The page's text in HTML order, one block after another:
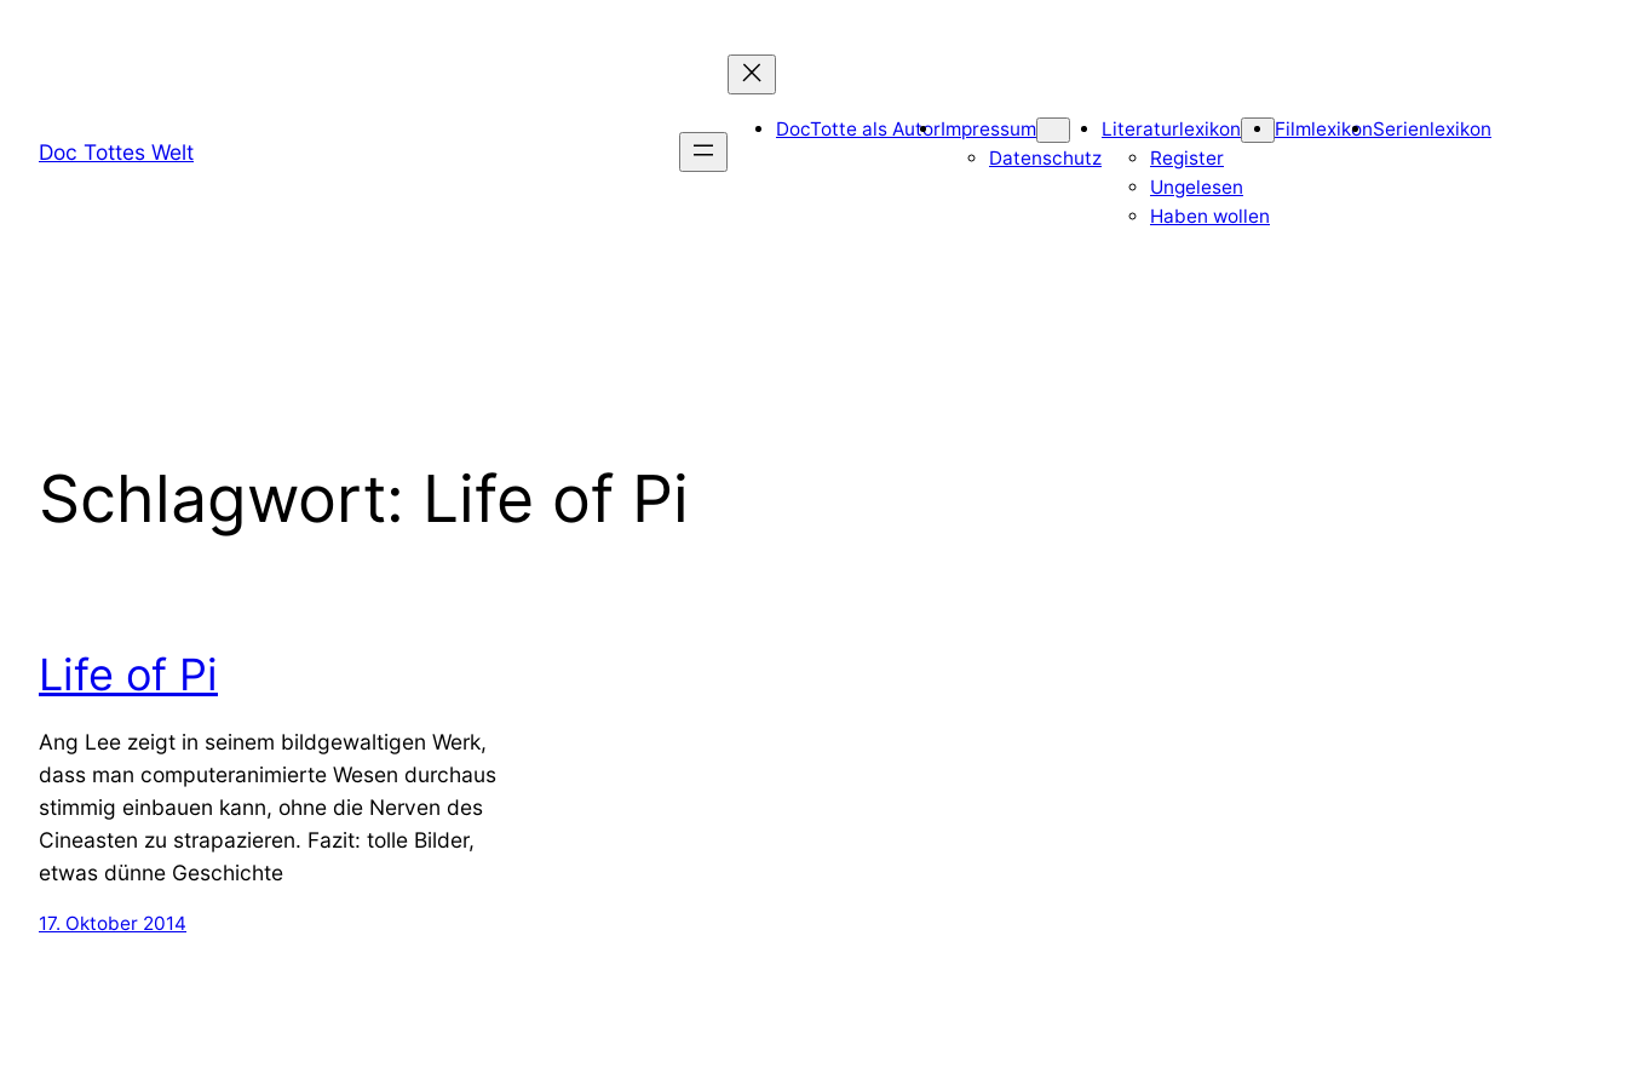
Doc Tottes Welt
DocTotte als AutorImpressum
Datenschutz
Literaturlexikon
Register
Ungelesen
Haben wollen
FilmlexikonSerienlexikon
Schlagwort: Life of Pi
Life of Pi
Ang Lee zeigt in seinem bildgewaltigen Werk,
dass man computeranimierte Wesen durchaus
stimmig einbauen kann, ohne die Nerven des
Cineasten zu strapazieren. Fazit: tolle Bilder,
etwas dünne Geschichte
17. Oktober 2014